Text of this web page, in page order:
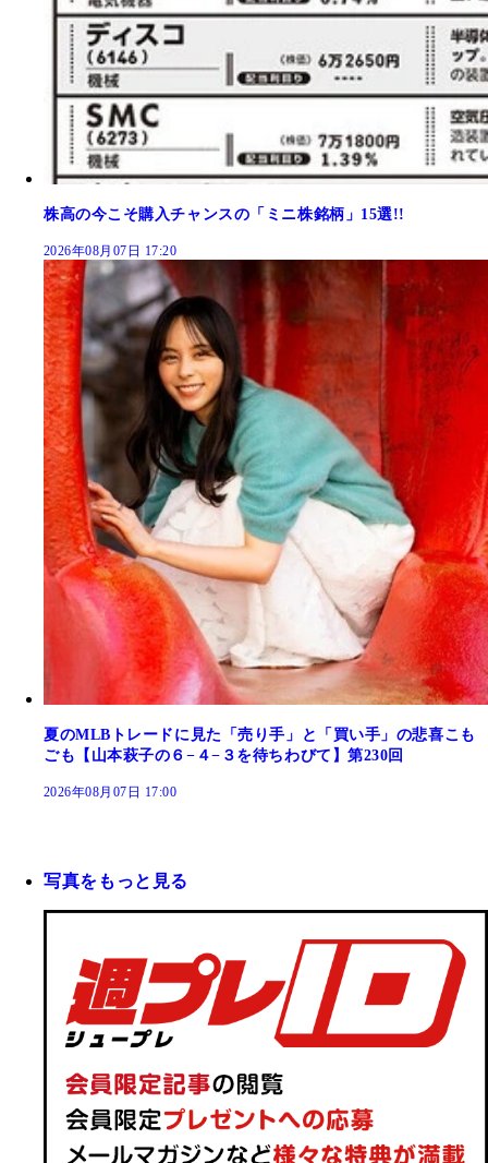
株高の今こそ購入チャンスの「ミニ株銘柄」15選!!
2026年08月07日 17:20
夏のMLBトレードに見た「売り手」と「買い手」の悲喜こも
ごも【山本萩子の６−４−３を待ちわびて】第230回
2026年08月07日 17:00
写真をもっと見る